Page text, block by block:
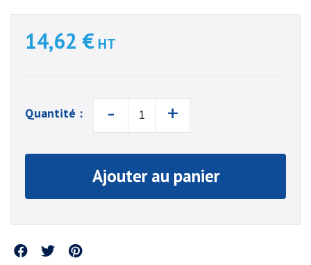
14,62 € HT
Quantité : - +
Ajouter au panier
Partager